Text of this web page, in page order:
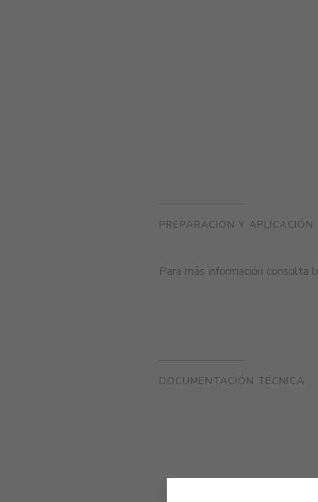
PREPARACIÓN Y APLICACIÓN
Para más información
DOCUMENTACIÓN TÉCNICA